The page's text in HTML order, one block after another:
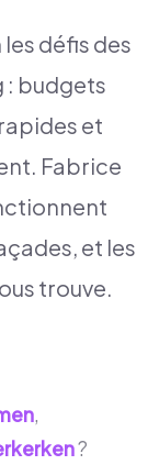
défis des
: budgets
et
Fabrice
et les
trouve.
,
?